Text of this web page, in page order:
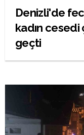
Denizli'de
kadın cesedi
geçti